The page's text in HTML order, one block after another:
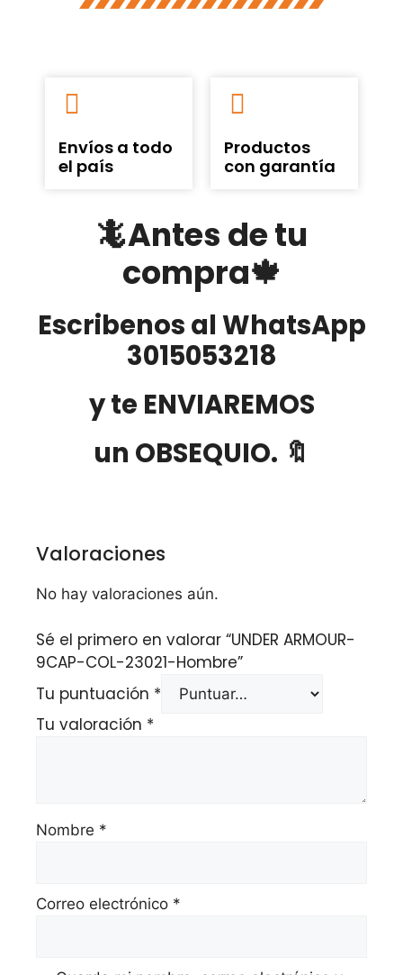
Envíos a todo
el país
Productos
con garantía
🦎Antes de tu
compra🍁
Escribenos al WhatsApp
3015053218
y te ENVIAREMOS
un OBSEQUIO. 🔖
Valoraciones
No hay valoraciones aún.
Sé el primero en valorar “UNDER ARMOUR-
9CAP-COL-23021-Hombre”
Tu puntuación *
Tu valoración *
Nombre *
Correo electrónico *